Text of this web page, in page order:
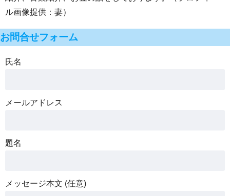
ル画像提供：妻）
お問合せフォーム
氏名
メールアドレス
題名
メッセージ本文 (任意)